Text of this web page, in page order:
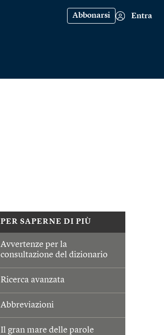
Abbonarsi Entra
PER SAPERNE DI PIÙ
Avvertenze per la
consultazione del dizionario
Ricerca avanzata
Abbreviazioni
Il gran mare delle parole